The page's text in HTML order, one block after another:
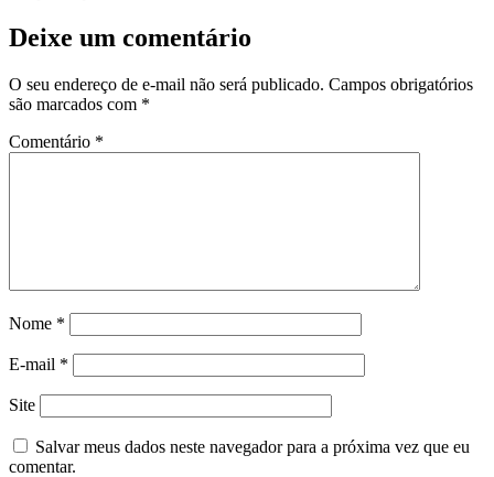
Deixe um comentário
O seu endereço de e-mail não será publicado. Campos obrigatórios
são marcados com *
Comentário *
Nome *
E-mail *
Site
Salvar meus dados neste navegador para a próxima vez que eu
comentar.